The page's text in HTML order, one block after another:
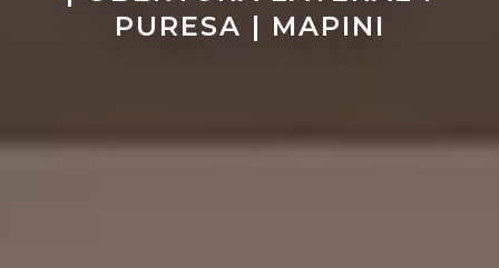
PURESA | MAPINI